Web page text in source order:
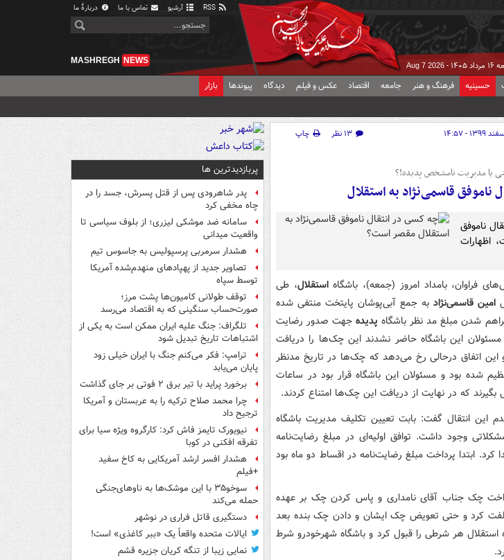
آرشیو تماس با ما دربارهٔ ما
۱۴۰۵ - Aug 7 2026
MASHREGH NEWS
حسینیه فرهنگ و هنر جامعه اقتصاد عکس و فیلم دیدگاه پیوندها بازار
۱۳ نظر
چاپ
یا مدیریت نامشخص پدیده!؟
ناموفق قاسمی‌نژاد به استقلال
ناموفق
اظهارات
فراوان، بامداد امروز (جمعه)، باشگاهاستقلال، طی
امین قاسمی‌نژاد به جمع آبی‌پوشان پایتخت منتفی شده
شدن مبلغ مد نظر باشگاه پدیده جهت صدور رضایت
این باشگاه حاضر نشدند این چک‌ها را دریافت
و این اتفاق درحالی رخ می‌دهد که چک‌ها در تاریخ مدنظر
شده بود و مسئولان این باشگاه قرار بود در ساعات
بگیرند که در نهایت از دریافت این چک‌ها امتناع کردند.
انتقال گفت:‌ بابت تعیین تکلیف مدیریت باشگاه
وجود داشت. توافق اولیه‌ای در مبلغ رضایت‌نامه
برابر افزایش پیدا کرد. ابتدا پرداخت مبلغ رضایت‌نامه در اقساط دو ماه بود
پرداخت چک جناب آقای نامداری و پاس کردن چک بر عهده
کرد و حتی تعویض چک ایشان و دادن چک بنده بعد
استقلال هر شرطی را قبول کرد و باشگاه شهرخودرو شرط
پربازدیدترین ها
پدر شاهرودی پس از قتل پسرش، جسد را در
چاه مخفی کرد
سامانه ضد موشکی لیزری؛ از بلوف سیاسی تا
واقعیت میدانی
هشدار سرمربی پرسپولیس به جاسوس تیم
تصاویر جدید از پهپادهای منهدم‌شده آمریکا
توسط سپاه
توقف طولانی کامیون‌ها پشت مرز؛
صورت‌حساب سنگینی که به اقتصاد می‌رسد
تلگراف: جنگ علیه ایران ممکن است به یکی از
اشتباهات تاریخ تبدیل شود
ترامپ: فکر می‌کنم جنگ با ایران خیلی زود
پایان می‌یابد
برخورد پراید با تیر برق ۲ فوتی بر جای گذاشت
چرا محمد صلاح ترکیه را به عربستان و آمریکا
ترجیح داد
نیویورک تایمز فاش کرد: کارگروه ویژه سیا برای
تفرقه افکنی در کوبا
هشدار افسر ارشد آمریکایی به کاخ سفید
+فیلم
سوخو۳۵ با این موشک‌ها به ناوهای‌جنگی
حمله می‌کند
دستگیری قاتل فراری در نوشهر
ایالات متحده واقعاً یک «ببر کاغذی» است!
نمایی زیبا از تنگه کریان جزیره قشم